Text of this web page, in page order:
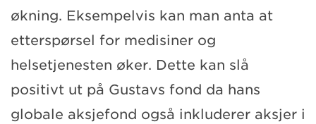
økning. Eksempelvis kan man anta at
etterspørsel for medisiner og
helsetjenesten øker. Dette kan slå
positivt ut på Gustavs fond da hans
globale aksjefond også inkluderer aksjer i